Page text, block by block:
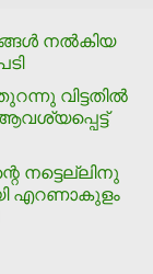
നല്‍കിയ
വിട്ടതില്‍
നട്ടെല്ലിനു
എറണാകുളം